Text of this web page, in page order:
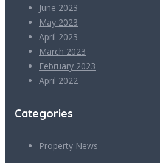
June 2023
May 2023
April 2023
March 2023
February 2023
April 2022
Categories
Property News